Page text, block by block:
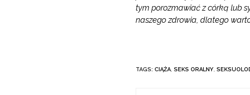
tym porozmawiać z córką lub
naszego zdrowia, dlatego
TAGS: CIĄŻA, SEKS ORALNY,